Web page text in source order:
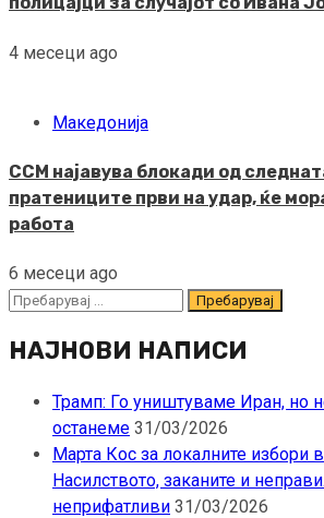
4 месеци ago
Македонија
ССМ најавува блокади од
пратениците први на удар, ќе
работа
6 месеци ago
Пребарувај
НАЈНОВИ НАПИСИ
Трамп: Го уништуваме Иран, но
останеме 31/03/2026
Марта Кос за локалните избори
Насилството, заканите и
неприфатливи 31/03/2026